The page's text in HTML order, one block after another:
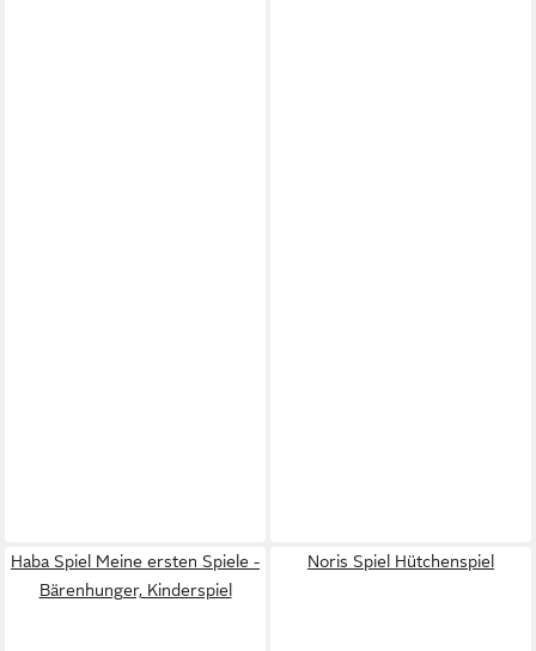
Haba Spiel Meine ersten Spiele -
Bärenhunger, Kinderspiel
Noris Spiel Hütchenspiel